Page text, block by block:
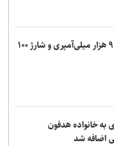
آیکو نئو ۱۱S با باتری ۹ هزار میلی‌آمپری و شارژ ۱۰۰
به خانواده هدفون